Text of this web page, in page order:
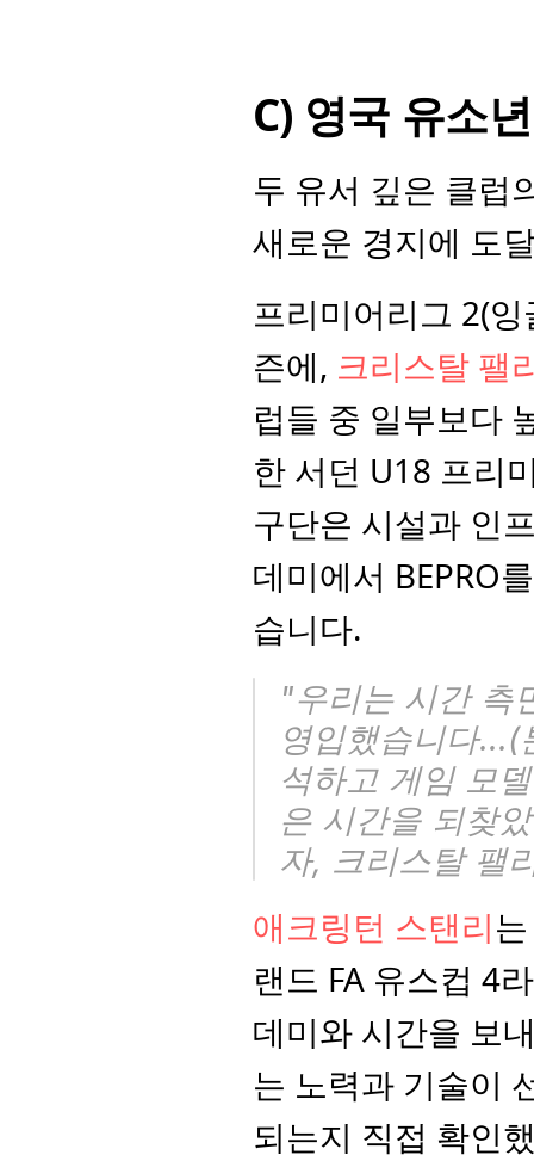
C) 영국 유소
두 유서 깊은 클럽
새로운 경지에 도
프리미어리그 2(
즌에, 크리스탈 팰
럽들 중 일부보다
한 서던 U18 프리
구단은 시설과 인
데미에서 BEPRO
습니다.
"우리는 시간 측
영입했습니다
석하고 게임 모
은 시간을 되찾
자, 크리스탈 팰
애크링턴 스탠리
랜드 FA 유스컵 4
데미와 시간을 보
는 노력과 기술이
되는지 직접 확인